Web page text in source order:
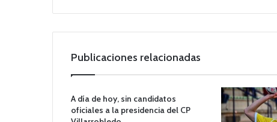
Publicaciones relacionadas
A día de hoy, sin candidatos
oficiales a la presidencia del CP